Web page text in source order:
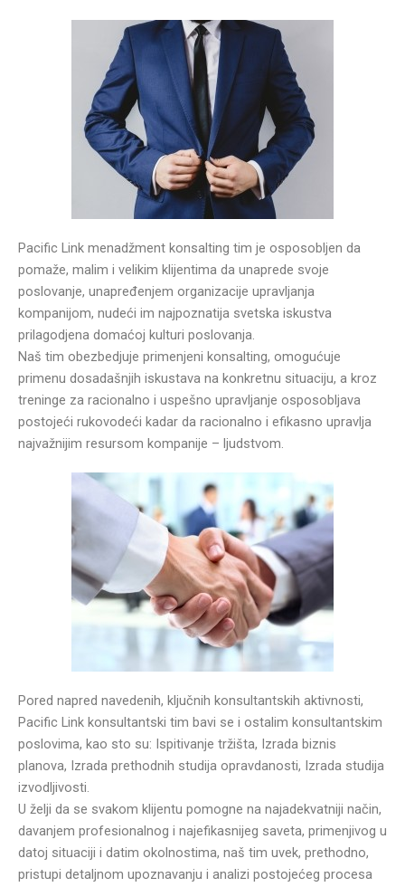
Pacific Link menadžment konsalting tim je osposobljen da
pomaže, malim i velikim klijentima da unaprede svoje
poslovanje, unapređenjem organizacije upravljanja
kompanijom, nudeći im najpoznatija svetska iskustva
prilagodjena domaćoj kulturi poslovanja.
Naš tim obezbedjuje primenjeni konsalting, omogućuje
primenu dosadašnjih iskustava na konkretnu situaciju, a kroz
treninge za racionalno i uspešno upravljanje osposobljava
postojeći rukovodeći kadar da racionalno i efikasno upravlja
najvažnijim resursom kompanije – ljudstvom.
Pored napred navedenih, ključnih konsultantskih aktivnosti,
Pacific Link konsultantski tim bavi se i ostalim konsultantskim
poslovima, kao sto su: Ispitivanje tržišta, Izrada biznis
planova, Izrada prethodnih studija opravdanosti, Izrada studija
izvodljivosti.
U želji da se svakom klijentu pomogne na najadekvatniji način,
davanjem profesionalnog i najefikasnijeg saveta, primenjivog u
datoj situaciji i datim okolnostima, naš tim uvek, prethodno,
pristupi detaljnom upoznavanju i analizi postojećeg procesa